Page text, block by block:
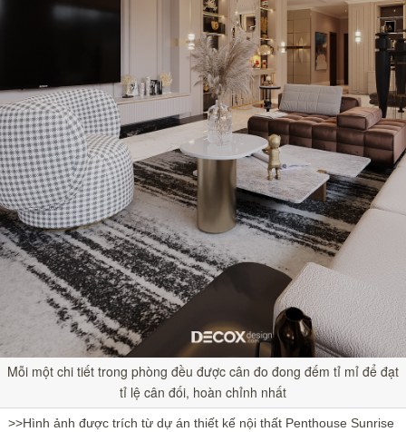
Mỗi một chi tiết trong phòng đều được cân đo đong đếm tỉ mỉ để đạt
tỉ lệ cân đối, hoàn chỉnh nhất
>>Hình ảnh được trích từ dự án thiết kế nội thất Penthouse Sunrise